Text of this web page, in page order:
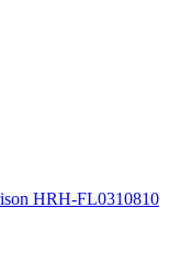
HRH-FL0310810